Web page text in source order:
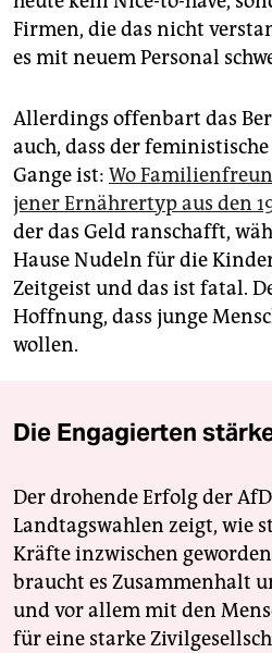
Firmen, die das nicht
es mit neuem Personal
Allerdings offenbart das
auch, dass der
Gange ist: Wo
jener Ernährertyp aus den
der das Geld ranschafft,
Hause Nudeln für die
Zeitgeist und das ist fatal.
Hoffnung, dass junge
wollen.
Die Engagierten
Der drohende Erfolg der
Landtagswahlen zeigt, wie
Kräfte inzwischen
braucht es Zusammenhalt
und vor allem mit den
für eine starke